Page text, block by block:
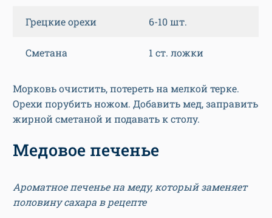
Грецкие орехи 6-10 шт.
Сметана 1 ст. ложки
Морковь очистить, потереть на мелкой терке.
Орехи порубить ножом. Добавить мед, заправить
жирной сметаной и подавать к столу.
Медовое печенье
Ароматное печенье на меду, который заменяет
половину сахара в рецепте